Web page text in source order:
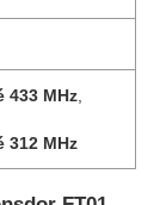
433 MHz
312 MHz